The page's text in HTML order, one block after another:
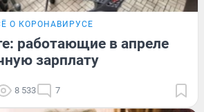
О КОРОНАВИРУСЕ
работающие в апреле
зарплату
8 533 7